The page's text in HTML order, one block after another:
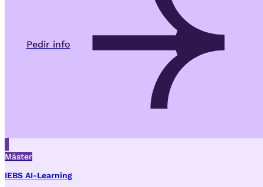
Pedir info
Máster
IEBS AI-Learning